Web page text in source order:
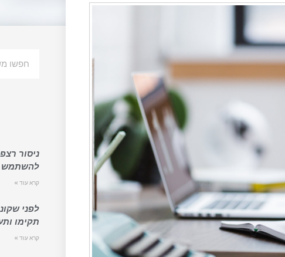
ניסור
להשתמש
קרא עוד »
לפני
תקימו
קרא עוד »